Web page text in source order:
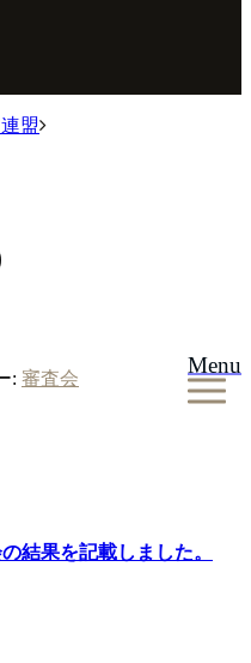
Menu
盟
: 審査会
結果を記載しました。